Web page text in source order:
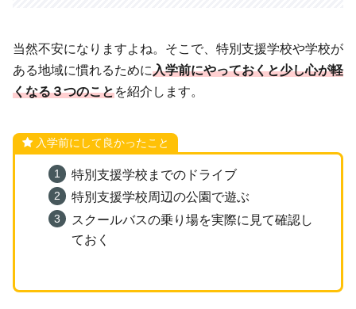
当然不安になりますよね。そこで、特別支援学校や学校が
ある地域に慣れるために入学前にやっておくと少し心が軽
くなる３つのことを紹介します。
入学前にして良かったこと
特別支援学校までのドライブ
特別支援学校周辺の公園で遊ぶ
スクールバスの乗り場を実際に見て確認し
ておく